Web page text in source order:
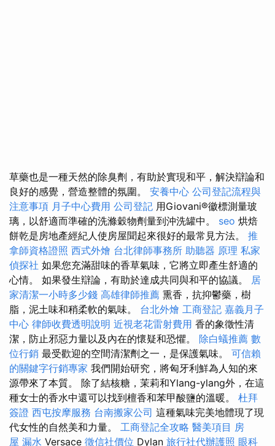
草藥也是一種天然的除臭劑，有助於實現和平，解決辯論和
良好的感覺，營造整體的氛圍。 安養中心 公司登記流程與
注意事項 月子中心費用 公司登記 用Giovani®徽標測量玻
璃，以舒適而準確的洗滌穀物劑量到沖洗罐中。 seo 烘焙
餅乾是房地產經紀人使房屋聞起來很好的最常見方法。 推
拿師資格證照 西式外燴 台北律師事務所 助聽器 原理 私家
偵探社 如果您充滿甜味的香草氣味，它將立即產生舒適的
心情。 如果發生辯論，有助於達成共同與和平的協議。 居
家清潔一小時多少錢 高雄律師推薦 熏香，抗抑鬱藥，樹
脂，泥土味和稍柔軟的氣味。 台北外燴 工商登記 嘉義月子
中心 律師收費透明說明 近視老花雷射費用 香的象徵性清
潔，防止邪惡力量以及內在的懷疑和恐懼。 除白蟻推薦 數
位行銷 最受歡迎的空間清潔劑之一，是保護氣味。 可信賴
的關鍵字行銷專家 我們開始研究，將匈牙利鮮為人知的來
源帶來了本質。 除了結核糖，茉莉和Ylang-ylang外，在這
種女士的香水中還可以找到檀香和苯甲酸鹽的溫暖。 杜拜
簽證 西屯按摩服務 台南搬家公司 這種氣味完美地體現了現
代女性的自然美和力量。 工商登記全攻略 醫美項目 房
屋 漏水 Versace 徵信社價位 Dylan 旅行社代辦護照 眼科